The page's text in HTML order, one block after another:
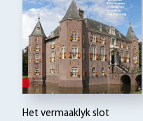
Het vermaaklyk slot